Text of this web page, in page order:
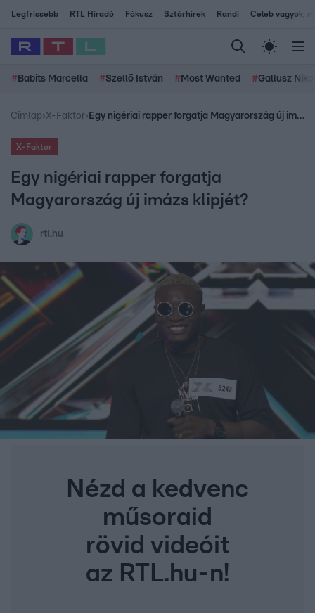
Legfrissebb RTL Híradó Fókusz Sztárhírek Randi Celeb vagyok,
# Babits Marcella #Szellő István # Most Wanted #Gallusz
Címlap›X-Faktor› Egy nigériai rapper forgatja Magyarország új imázs klipjét?
X-Faktor
Egy nigériai rapper forgatja
Magyarország új imázs klipjét?
rtl.hu
Nézd a kedvenc
műsoraid
rövid videóit
az RTL.hu-n!